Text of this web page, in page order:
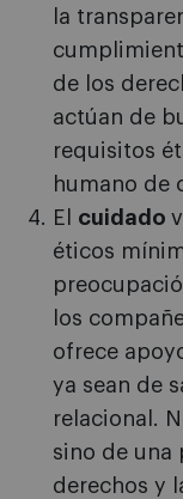
la
de los
actúan de
requisitos
humano de
El cuidado
éticos
los
ofrece
ya sean de
relacional.
sino de una
derechos y